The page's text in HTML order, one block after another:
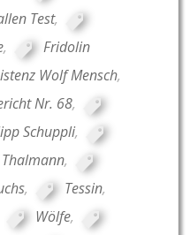
Test,
,
Fridolin
Wolf Mensch,
Nr. 68,
Schuppli,
,
, Tessin,
Wölfe,